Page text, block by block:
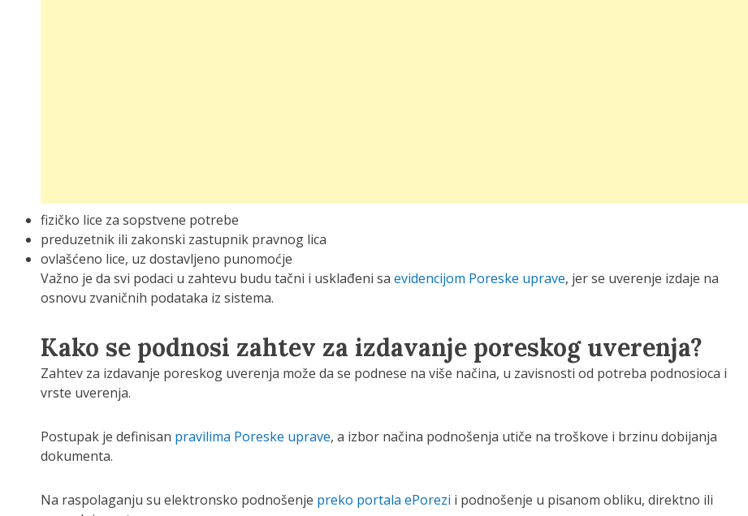
fizičko lice za sopstvene potrebe
preduzetnik ili zakonski zastupnik pravnog lica
ovlašćeno lice, uz dostavljeno punomoćje
Važno je da svi podaci u zahtevu budu tačni i usklađeni sa evidencijom Poreske uprave, jer se uverenje izdaje na
osnovu zvaničnih podataka iz sistema.
Kako se podnosi zahtev za izdavanje poreskog uverenja?
Zahtev za izdavanje poreskog uverenja može da se podnese na više načina, u zavisnosti od potreba podnosioca i
vrste uverenja.
Postupak je definisan pravilima Poreske uprave, a izbor načina podnošenja utiče na troškove i brzinu dobijanja
dokumenta.
Na raspolaganju su elektronsko podnošenje preko portala ePorezi i podnošenje u pisanom obliku, direktno ili